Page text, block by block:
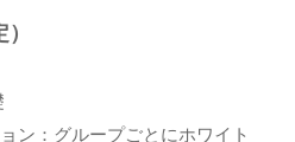
ン：グループごとにホワイト